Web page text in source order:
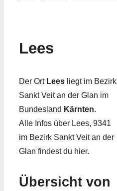
Lees
Der Ort Lees liegt im Bezirk
Sankt Veit an der Glan im
Bundesland Kärnten.
Alle Infos über Lees, 9341
im Bezirk Sankt Veit an der
Glan findest du hier.
Übersicht von